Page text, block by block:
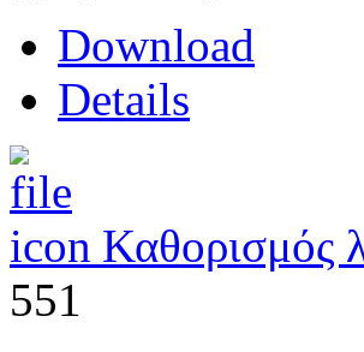
Download
Details
Καθορισμός
551